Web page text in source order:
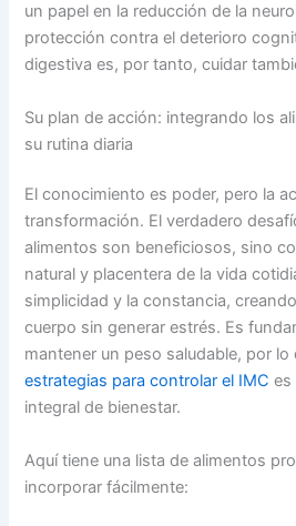
un papel en la reducción de la
protección contra el deterioro
digestiva es, por tanto, cuidar
Su plan de acción: integrando los
su rutina diaria
El conocimiento es poder, pero la
transformación. El verdadero
alimentos son beneficiosos, sino
natural y placentera de la vida
simplicidad y la constancia,
cuerpo sin generar estrés. Es
mantener un peso saludable, por lo
estrategias para controlar el IMC es
integral de bienestar.
Aquí tiene una lista de alimentos
incorporar fácilmente: